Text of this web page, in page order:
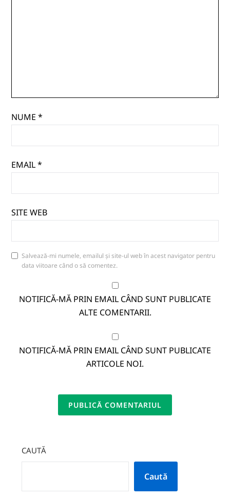
NUME*
EMAIL*
SITE WEB
Salvează-mi numele, emailul și site-ul web în acest navigator pentru
data viitoare când o să comentez.
NOTIFICĂ-MĂ PRIN EMAIL CÂND SUNT PUBLICATE
ALTE COMENTARII.
NOTIFICĂ-MĂ PRIN EMAIL CÂND SUNT PUBLICATE
ARTICOLE NOI.
CAUTĂ
Caută